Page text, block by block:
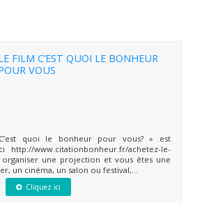
FILM C’EST QUOI LE BONHEUR
VOUS
quoi le bonheur pour vous? » est
http://www.citationbonheur.fr/achetez-le-
une projection et vous êtes une
un cinéma, un salon ou festival,...
Cliquez ici